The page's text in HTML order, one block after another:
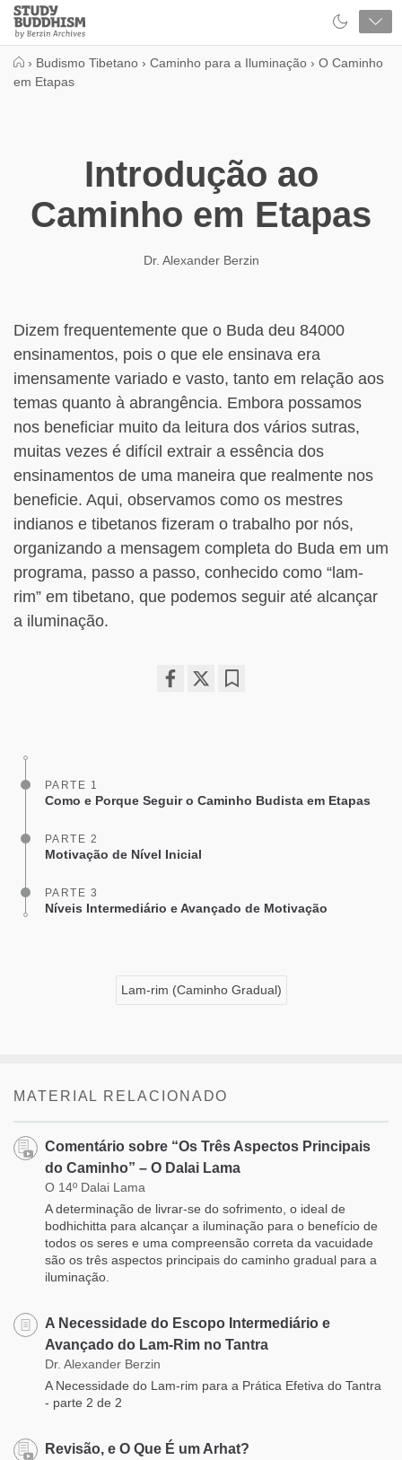
Close
Study
Buddhism
› Budismo Tibetano › Caminho para a Iluminação › O Caminho
em Etapas
Introdução ao
Caminho em Etapas
Dr. Alexander Berzin
Dizem frequentemente que o Buda deu 84000
ensinamentos, pois o que ele ensinava era
imensamente variado e vasto, tanto em relação aos
temas quanto à abrangência. Embora possamos
nos beneficiar muito da leitura dos vários sutras,
muitas vezes é difícil extrair a essência dos
ensinamentos de uma maneira que realmente nos
beneficie. Aqui, observamos como os mestres
indianos e tibetanos fizeram o trabalho por nós,
organizando a mensagem completa do Buda em um
programa, passo a passo, conhecido como “lam-
rim” em tibetano, que podemos seguir até alcançar
a iluminação.
PARTE 1
Como e Porque Seguir o Caminho Budista em Etapas
PARTE 2
Motivação de Nível Inicial
PARTE 3
Níveis Intermediário e Avançado de Motivação
Lam-rim (Caminho Gradual)
MATERIAL RELACIONADO
Comentário sobre “Os Três Aspectos Principais
do Caminho” – O Dalai Lama
O 14º Dalai Lama
A determinação de livrar-se do sofrimento, o ideal de
bodhichitta para alcançar a iluminação para o benefício de
todos os seres e uma compreensão correta da vacuidade
são os três aspectos principais do caminho gradual para a
iluminação.
A Necessidade do Escopo Intermediário e
Avançado do Lam-Rim no Tantra
Dr. Alexander Berzin
A Necessidade do Lam-rim para a Prática Efetiva do Tantra
- parte 2 de 2
Revisão, e O Que É um Arhat?